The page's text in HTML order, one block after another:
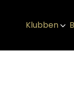
Klubben